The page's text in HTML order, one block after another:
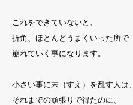
これをできていないと、
折角、ほとんどうまくいった所で
崩れていく事になります。
小さい事に末（すえ）を乱す人は、
それまでの頑張りで得たのに、